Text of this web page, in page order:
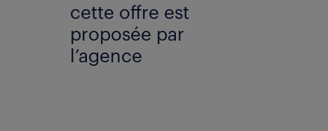
cette offre est
proposée par
l’agence